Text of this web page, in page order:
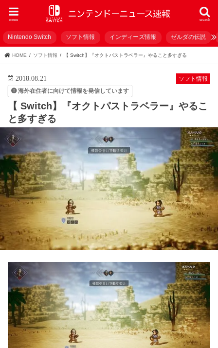
search
menu
Nintendo Switch ソフト情報 インディーズ情報 ゼルダの伝説
HOME ソフト情報 【 Switch】『オクトパストラベラー』やること多すぎる
ソフト情報
2018.08.21
海外在住者に向けて情報を発信しています
【 Switch】『オクトパストラベラー』やるこ
と多すぎる